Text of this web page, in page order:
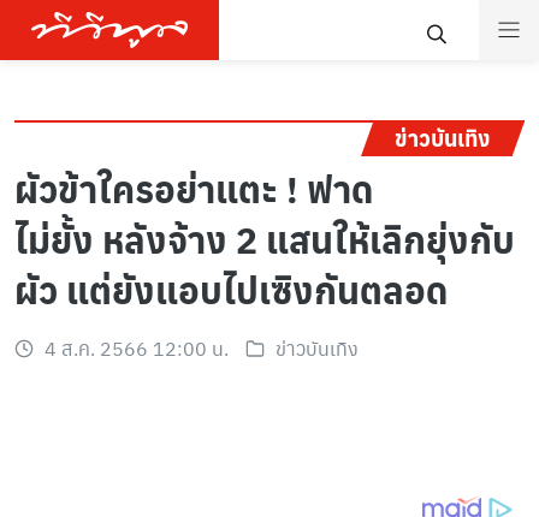
ข่าวบันเทิง
ผัวข้าใครอย่าแตะ ! ฟาด
ไม่ยั้ง หลังจ้าง 2 แสนให้เลิกยุ่งกับ
ผัว แต่ยังแอบไปเซิงกันตลอด
4 ส.ค. 2566 12:00 น. ข่าวบันเทิง